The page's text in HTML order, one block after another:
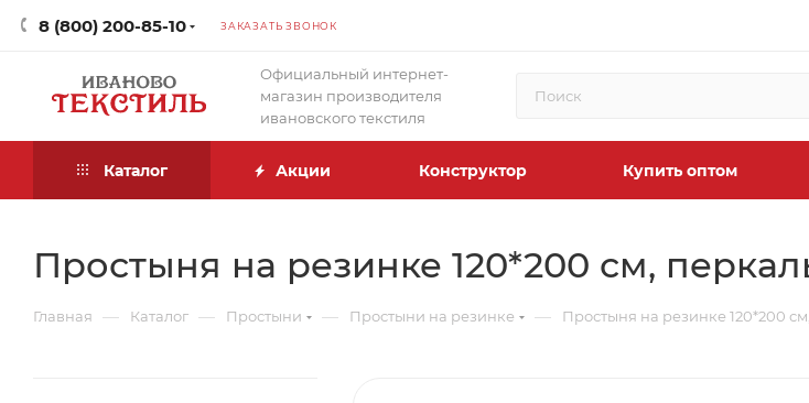
8 (800) 200-85-10 ЗАКАЗАТЬ ЗВОНОК
Официальный интернет-
магазин производителя
ивановского текстиля
Каталог Акции Конструктор Купить оптом
Простыня на резинке 120*200 см,
Главная — Каталог — Простыни — Простыни на резинке — Простыня на резинке 120*200